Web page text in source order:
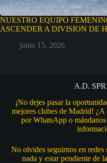
NUESTRO EQUIPO
ASCENDER A DIVISION DE
junio 15, 2026
A.D.
¡No dejes pasar la
mejores clubes de Madrid! ¿A
por WhatsApp o
No olvides seguirnos en redes
nada y estar pendiente de